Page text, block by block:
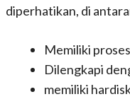
diperhatikan, di
Memiliki
Dilengkapi
memiliki